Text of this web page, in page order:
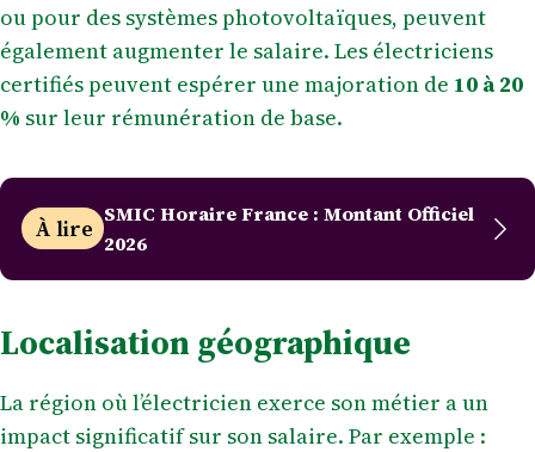
ou pour des systèmes photovoltaïques, peuvent
également augmenter le salaire. Les électriciens
certifiés peuvent espérer une majoration de 10 à 20
% sur leur rémunération de base.
À lire SMIC Horaire France : Montant Officiel
2026
Localisation géographique
La région où l’électricien exerce son métier a un
impact significatif sur son salaire. Par exemple :